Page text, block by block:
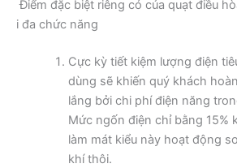
Điểm đặc biệt riêng có của quạt điều
i đa chức năng
Cực kỳ tiết kiệm lượng điện
dùng sẽ khiến quý khách
lắng bởi chi phí điện năng
Mức ngốn điện chỉ bằng 15%
làm mát kiểu này hoạt động
khí thôi.